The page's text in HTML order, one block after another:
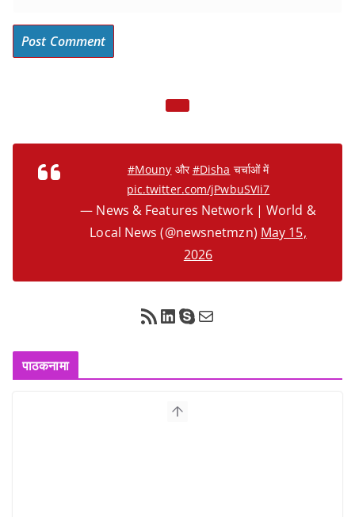
#Mouny और#Disha चर्चाओं में
pic.twitter.com/jPwbuSVIi7
— News & Features Network | World &
Local News (@newsnetmzn) May 15,
2026
RSS Feed LinkedIn Skype Mail
पाठकनामा